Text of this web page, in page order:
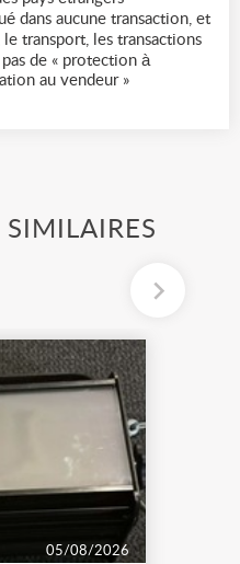
dans aucune transaction, et
le transport, les transactions
de « protection à
au vendeur »
05/08/2026